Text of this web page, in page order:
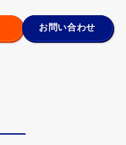
お問い合わせ